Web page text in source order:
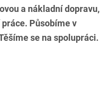
a nákladní dopravu,
Působíme v
se na spolupráci.